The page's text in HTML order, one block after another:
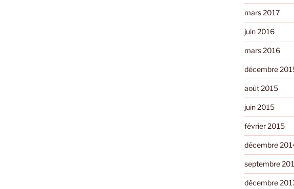
mars 2017
juin 2016
mars 2016
décembre
août 2015
juin 2015
février 2015
décembre
septembre
décembre